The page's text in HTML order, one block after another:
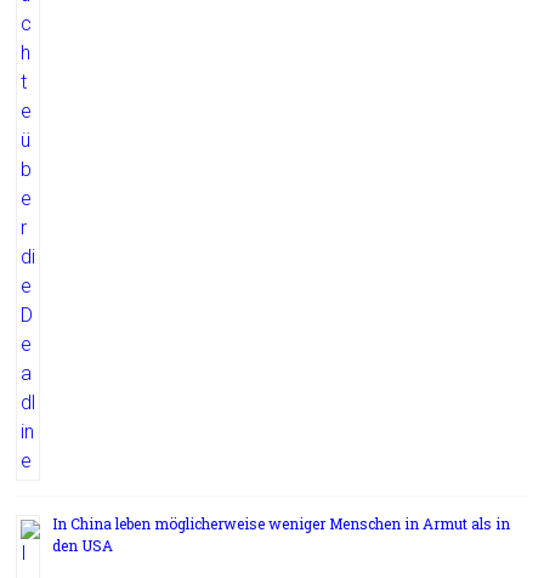
In China leben möglicherweise weniger Menschen in Armut als in
den USA